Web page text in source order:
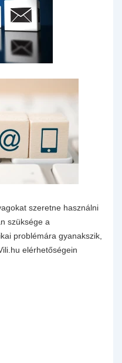
szeretne használni
szüksége a
problémára gyanakszik,
elérhetőségein